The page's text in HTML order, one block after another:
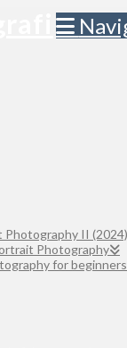
II (2024)
Photography
for beginners